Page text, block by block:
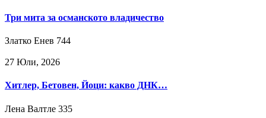
Три мита за османското владичество
Златко Енев 744
27 Юли, 2026
Хитлер, Бетовен, Йоци: какво ДНК…
Лена Валтле 335